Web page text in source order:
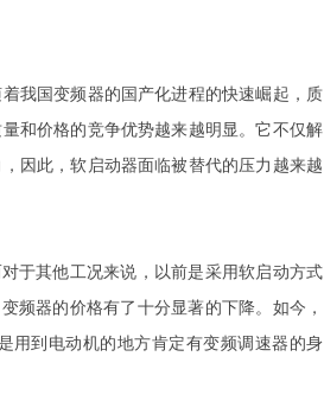
我国变频器的国产化进程的快速崛起，质
和价格的竞争优势越来越明显。它不仅解
因此，软启动器面临被替代的压力越来越
于其他工况来说，以前是采用软启动方式
频器的价格有了十分显著的下降。如今，
用到电动机的地方肯定有变频调速器的身